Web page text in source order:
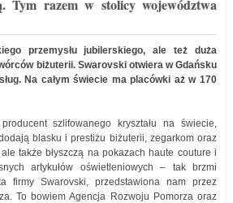
Tym razem w stolicy województwa
przemysłu jubilerskiego, ale też duża
biżuterii. Swarovski otwiera w Gdańsku
Na całym świecie ma placówki aż w 170
szlifowanego kryształu na świecie,
blasku i prestiżu biżuterii, zegarkom oraz
także błyszczą na pokazach haute couture i
artykułów oświetleniowych – tak brzmi
firmy Swarovski, przedstawiona nam przez
To bowiem Agencja Rozwoju Pomorza oraz